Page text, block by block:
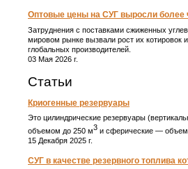
Оптовые цены на СУГ выросли более
Затруднения с поставками сжиженных
мировом рынке вызвали рост их котировок
глобальных производителей.
03 Мая 2026 г.
Статьи
Криогенные резервуары
Это цилиндрические резервуары
объемом до 250 м3 и сферические ―
15 Декабря 2025 г.
СУГ в качестве резервного топлива